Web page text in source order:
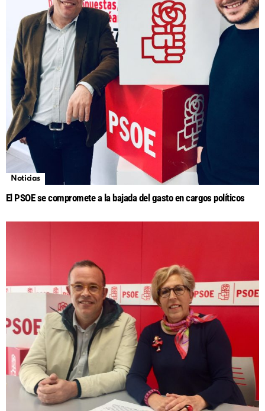
Noticias
El PSOE se compromete a la bajada del gasto en cargos políticos